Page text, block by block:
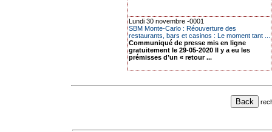
Lundi 30 novembre -0001
SBM Monte-Carlo : Réouverture des
restaurants, bars et casinos : Le moment tant ...
Communiqué de presse mis en ligne
gratuitement le 29-05-2020 Il y a eu les
prémisses d’un « retour ...